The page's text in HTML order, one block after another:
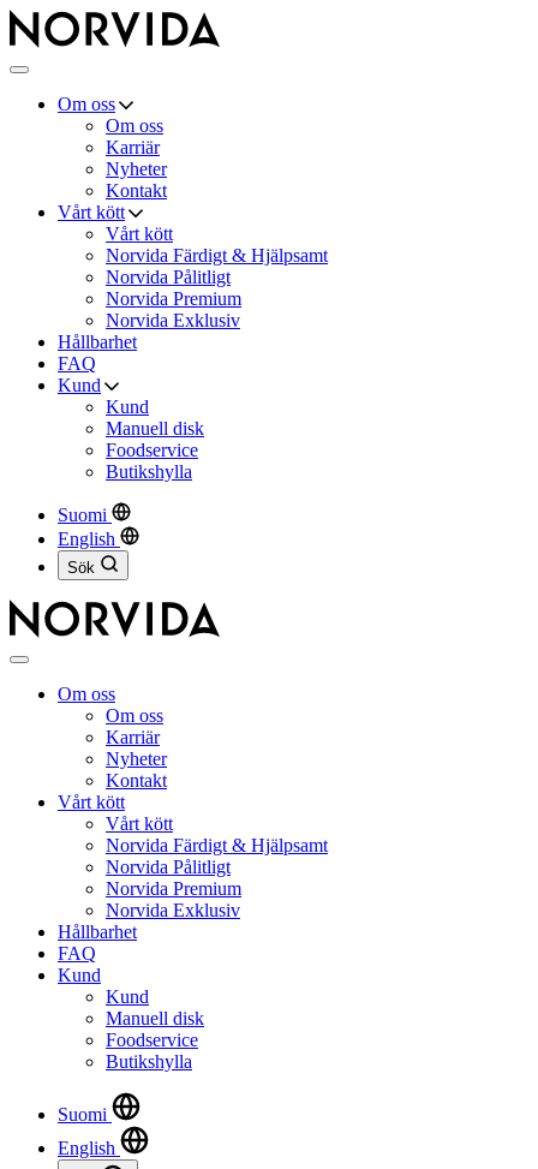
Norvida
Meny
Om oss
Om oss
Karriär
Nyheter
Kontakt
Vårt kött
Vårt kött
Norvida Färdigt & Hjälpsamt
Norvida Pålitligt
Norvida Premium
Norvida Exklusiv
Hållbarhet
FAQ
Kund
Kund
Manuell disk
Foodservice
Butikshylla
Suomi
English
Sök
Stäng
Om oss
Om oss
Karriär
Nyheter
Kontakt
Vårt kött
Vårt kött
Norvida Färdigt & Hjälpsamt
Norvida Pålitligt
Norvida Premium
Norvida Exklusiv
Hållbarhet
FAQ
Kund
Kund
Manuell disk
Foodservice
Butikshylla
Suomi
English